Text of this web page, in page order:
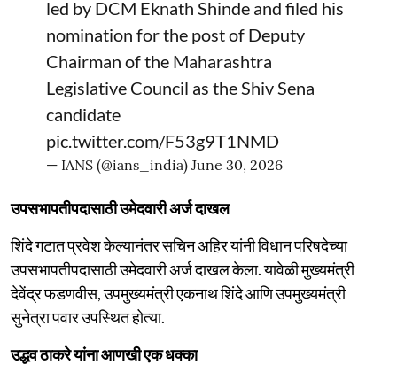
led by DCM Eknath Shinde and filed his
nomination for the post of Deputy
Chairman of the Maharashtra
Legislative Council as the Shiv Sena
candidate
pic.twitter.com/F53g9T1NMD
— IANS (@ians_india) June 30, 2026
उपसभापतीपदासाठी उमेदवारी अर्ज दाखल
शिंदे गटात प्रवेश केल्यानंतर सचिन अहिर यांनी विधान परिषदेच्या
उपसभापतीपदासाठी उमेदवारी अर्ज दाखल केला. यावेळी मुख्यमंत्री
देवेंद्र फडणवीस, उपमुख्यमंत्री एकनाथ शिंदे आणि उपमुख्यमंत्री
सुनेत्रा पवार उपस्थित होत्या.
उद्धव ठाकरे यांना आणखी एक धक्का